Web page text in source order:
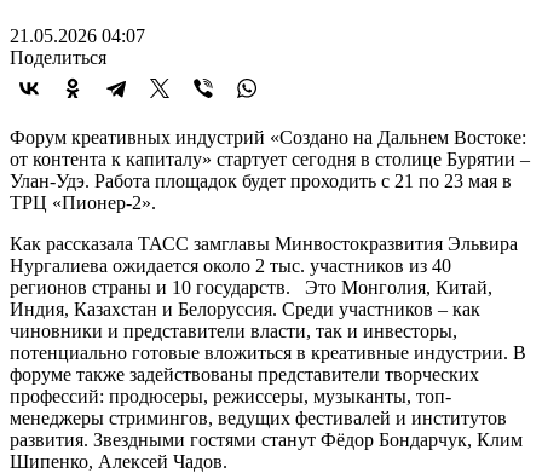
21.05.2026 04:07
Поделиться
Форум креативных индустрий «Создано на Дальнем Востоке:
от контента к капиталу» стартует сегодня в столице Бурятии –
Улан-Удэ. Работа площадок будет проходить с 21 по 23 мая в
ТРЦ «Пионер-2».
Как рассказала ТАСС замглавы Минвостокразвития Эльвира
Нургалиева ожидается около 2 тыс. участников из 40
регионов страны и 10 государств. Это Монголия, Китай,
Индия, Казахстан и Белоруссия. Среди участников – как
чиновники и представители власти, так и инвесторы,
потенциально готовые вложиться в креативные индустрии. В
форуме также задействованы представители творческих
профессий: продюсеры, режиссеры, музыканты, топ-
менеджеры стримингов, ведущих фестивалей и институтов
развития. Звездными гостями станут Фёдор Бондарчук, Клим
Шипенко, Алексей Чадов.